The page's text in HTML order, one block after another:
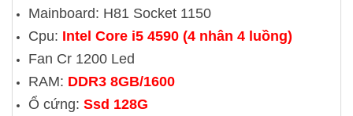
Mainboard: H81 Socket 1150
Cpu: Intel Core i5 4590 (4 nhân 4 luồng)
Fan Cr 1200 Led
RAM: DDR3 8GB/1600
Ổ cứng: Ssd 128G